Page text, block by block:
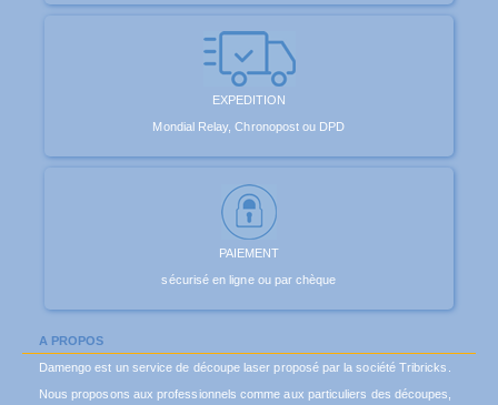
EXPEDITION
Mondial Relay, Chronopost ou DPD
PAIEMENT
sécurisé en ligne ou par chèque
A PROPOS
Damengo est un service de découpe laser proposé par la société Tribricks.
Nous proposons aux professionnels comme aux particuliers des découpes,